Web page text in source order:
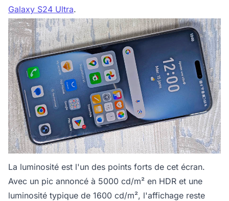
Galaxy S24 Ultra.
La luminosité est l'un des points forts de cet écran.
Avec un pic annoncé à 5000 cd/m² en HDR et une
luminosité typique de 1600 cd/m², l'affichage reste